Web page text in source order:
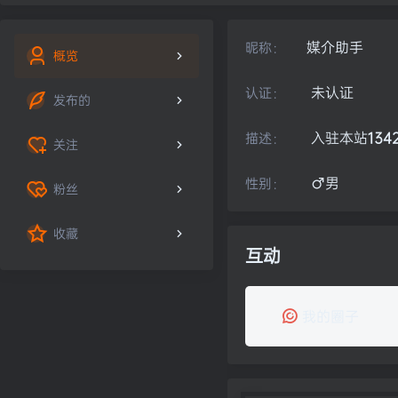
概览
发布的
关注
粉丝
收藏
昵称： 媒介助手
认证： 未认证
描述： 入驻本站
性别： 男
互动